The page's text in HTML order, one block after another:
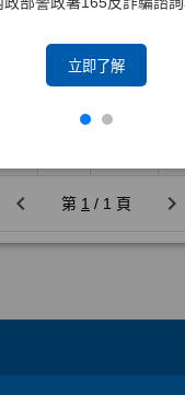
立即了解